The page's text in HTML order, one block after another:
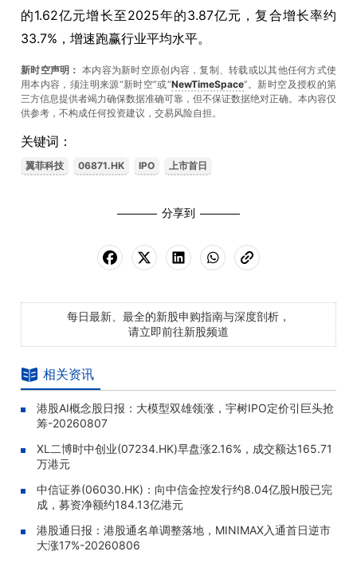
的1.62亿元增长至2025年的3.87亿元，复合增长率约
33.7%，增速跑赢行业平均水平。
新时空声明： 本内容为新时空原创内容，复制、转载或以其他任何方式使
用本内容，须注明来源“新时空”或“NewTimeSpace”。新时空及授权的第
三方信息提供者竭力确保数据准确可靠，但不保证数据绝对正确。本內容仅
供参考，不构成任何投资建议，交易风险自担。
关键词：
翼菲科技 06871.HK IPO 上市首日
分享到
每日最新、最全的新股申购指南与深度剖析，
请立即前往新股频道
相关资讯
港股AI概念股日报：大模型双雄领涨，宇树IPO定价引巨头抢
筹-20260807
XL二博时中创业(07234.HK)早盘涨2.16%，成交额达165.71
万港元
中信证券(06030.HK)：向中信金控发行约8.04亿股H股已完
成，募资净额约184.13亿港元
港股通日报：港股通名单调整落地，MINIMAX入通首日逆市
大涨17%-20260806